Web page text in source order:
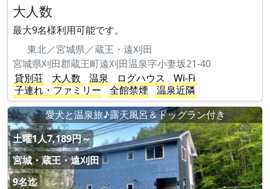
大人数
最大9名様利用可能です。
東北／宮城県／蔵王・遠刈田
宮城県刈田郡蔵王町遠刈田温泉字小妻坂21-40
貸別荘
大人数 温泉 ログハウス
Wi-Fi
子連れ・ファミリー
全館禁煙
温泉近隣
愛犬と温泉旅♪露天風呂＆ドッグラン付き
土曜1人7,189円～
宮城・蔵王・遠刈田
9名迄